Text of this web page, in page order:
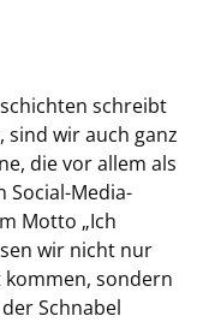
schreibt
sind wir auch ganz
die vor allem als
Social-Media-
Motto „Ich
wir nicht nur
kommen, sondern
Schnabel